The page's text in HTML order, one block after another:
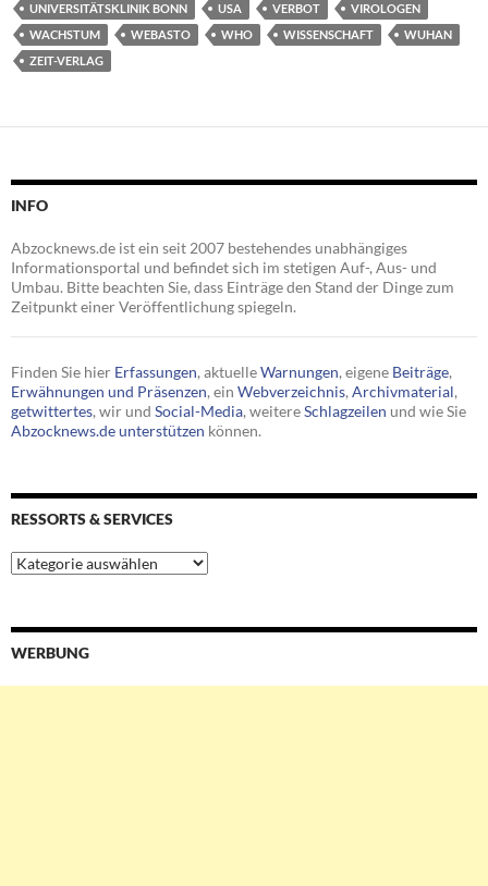
UNIVERSITÄTSKLINIK BONN
USA VERBOT
VIROLOGEN
WACHSTUM
WEBASTO WHO WISSENSCHAFT
WUHAN
ZEIT-VERLAG
INFO
Abzocknews.de ist ein seit 2007 bestehendes unabhängiges
Informationsportal und befindet sich im stetigen Auf-, Aus- und
Umbau. Bitte beachten Sie, dass Einträge den Stand der Dinge zum
Zeitpunkt einer Veröffentlichung spiegeln.
Finden Sie hier Erfassungen, aktuelleWarnungen, eigene Beiträge,
Erwähnungen und Präsenzen, ein Webverzeichnis, Archivmaterial,
getwittertes, wir und Social-Media, weitereSchlagzeilen und wie Sie
Abzocknews.de unterstützen können.
RESSORTS & SERVICES
Ressorts
&
WERBUNG